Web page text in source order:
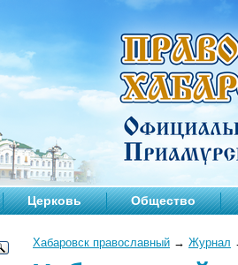
Церковь Общество
Хабаровск православный → Журнал